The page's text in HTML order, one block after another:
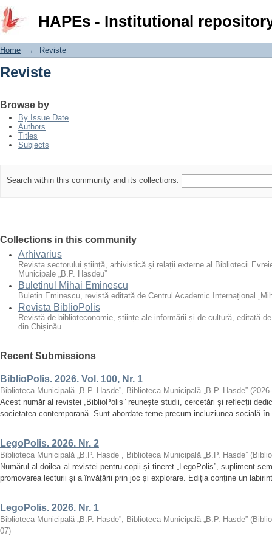
HAPEs - Institutional
Reviste
Home → Reviste
Reviste
Browse by
By Issue Date
Authors
Titles
Subjects
Search within this community and its collections:
Collections in this community
Arhivarius
Revista sectorului știință, arhivistică și relații externe al Bibliotecii
Municipale „B.P. Hasdeu”
Buletinul Mihai Eminescu
Buletin Eminescu, revistă editată de Centrul Academic Internațional
Revista BiblioPolis
Revistă de biblioteconomie, științe ale informării și de cultură, editată
din Chișinău
Recent Submissions
BiblioPolis. 2026. Vol. 100, Nr. 1
Biblioteca Municipală „B.P. Hasde”, Biblioteca Municipală „B.P. Hasde” (
Acest număr al revistei „BiblioPolis” reunește studii, cercetări și reflecții
societatea contemporană. Sunt abordate teme precum incluziunea socială
LegoPolis. 2026. Nr. 2
Biblioteca Municipală „B.P. Hasde”, Biblioteca Municipală „B.P. Hasde” (
Numărul al doilea al revistei pentru copii și tineret „LegoPolis”, supliment
promovarea lecturii și a învățării prin joc și explorare. Ediția conține un
LegoPolis. 2026. Nr. 1
Biblioteca Municipală „B.P. Hasde”, Biblioteca Municipală „B.P. Hasde” (
07)